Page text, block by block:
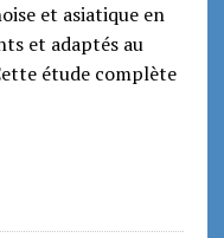
et asiatique en
et adaptés au
étude complète